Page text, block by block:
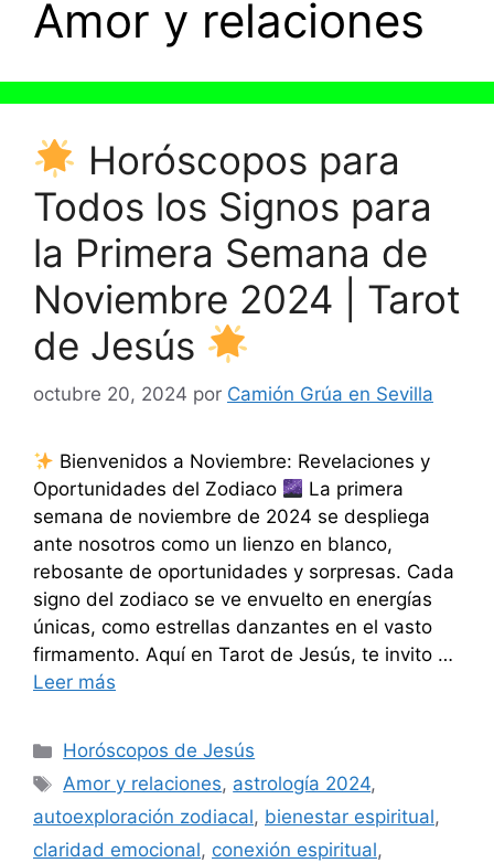
Amor y relaciones
Horóscopos para
Todos los Signos para
la Primera Semana de
Noviembre 2024 | Tarot
de Jesús
octubre 20, 2024 por Camión Grúa en Sevilla
Bienvenidos a Noviembre: Revelaciones y
Oportunidades del Zodiaco
La primera
semana de noviembre de 2024 se despliega
ante nosotros como un lienzo en blanco,
rebosante de oportunidades y sorpresas. Cada
signo del zodiaco se ve envuelto en energías
únicas, como estrellas danzantes en el vasto
firmamento. Aquí en Tarot de Jesús, te invito …
Leer más
Categorías
Horóscopos de Jesús
Etiquetas
Amor y relaciones, astrología 2024,
autoexploración zodiacal, bienestar espiritual,
claridad emocional, conexión espiritual,